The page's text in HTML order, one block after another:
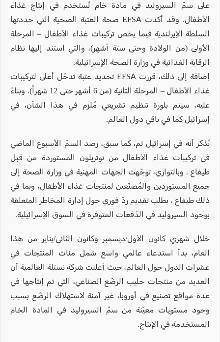
على سمّ السيروليد في مادة خام تُستخدم في إنتاج غذاء
الأطفال. وقد أكدت EFSA صحة العتبة الصحية التي حددتها
السلطة الإيرلندية فيما يخص تركيبات غذاء الأطفال – المرحلة
الأولى (من الولادة وحتى ستة أشهر)، والتي استند إليها نظام
الرقابة الغذائية في وزارة الصحة الإسرائيلية.
إضافة إلى ذلك، قررت EFSA تحديد عتبة تدخّل أعلى لتركيبات
غذاء الأطفال – المرحلة الثانية (من 6 أشهر حتى 12 شهراً). وبناءً
عليه، سيتم بلورة تنظيم تشريعي مُلزم في هذا الشأن، في
إسرائيل كما في باقي دول العالم.
يُذكر أنه في إسرائيل تم، كما سبق، رصد السمّ الأسبوع الماضي
في تركيبات غذاء الأطفال من نوتريلون المستوردة من قبل
طيفاع . وبالتوازي، توجّهت الجهات المهنية في وزارة الصحة إلى
جميع المستوردين والمُصنّعين لمنتجات غذاء الأطفال، وبما في
ذلك طيفاع ، بطلب تقديم ردّ فوري حول إدارة المخاطر المتعلقة
بوجود السيروليد في الدُفعات المتوفرة في السوق الإسرائيلية.
خلال شهري كانون الأول/ديسمبر وكانون الثاني/يناير من هذا
العام، بدأ استدعاء عالمي واسع شمل مئات المنتجات في
عشرات الدول حول العالم، حيث أعلنت شركة نستلة العالمية أن
العديد من منتجات حليب الرضّع الصناعي، التي تم إنتاجها في
عدة مواقع تصنيع في أوروبا، غير آمنة لاستهلاك الرضّع بسبب
وجود مستويات معيّنة من سمّ السيروليد في المادة الخام
المستخدمة في الإنتاج.